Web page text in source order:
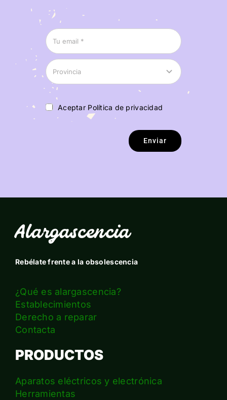
Aceptar Política de privacidad
Enviar
Alargascencia
Rebélate frente a la obsolescencia
¿Qué es alargascencia?
Establecimientos
Derecho a reparar
Contacta
PRODUCTOS
Aparatos eléctricos y electrónica
Herramientas